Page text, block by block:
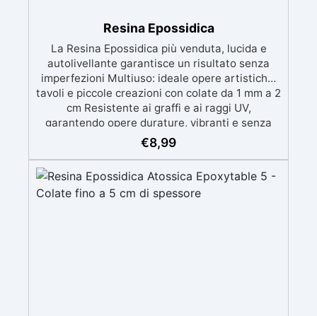
Resina Epossidica
La Resina Epossidica più venduta, lucida e
autolivellante garantisce un risultato senza
imperfezioni Multiuso: ideale opere artistiche,
tavoli e piccole creazioni con colate da 1 mm a 2
cm Resistente ai graffi e ai raggi UV,
garantendo opere durature, vibranti e senza
ingiallimenti nel tempo Bassa viscosità e
formula anti-bolle per risultati impeccabili,
Certificata Atossica post catalisi per contatto
con la pelle, BPA free e VoC Free
€8,99